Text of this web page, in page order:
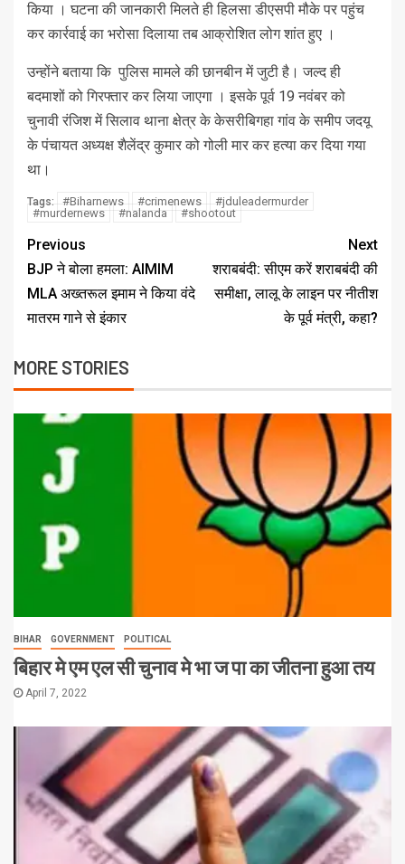
किया । घटना की जानकारी मिलते ही हिलसा डीएसपी मौके पर पहुंच
कर कार्रवाई का भरोसा दिलाया तब आक्रोशित लोग शांत हुए ।
उन्होंने बताया कि पुलिस मामले की छानबीन में जुटी है। जल्द ही
बदमाशों को गिरफ्तार कर लिया जाएगा । इसके पूर्व 19 नवंबर को
चुनावी रंजिश में सिलाव थाना क्षेत्र के केसरीबिगहा गांव के समीप जदयू
के पंचायत अध्यक्ष शैलेंद्र कुमार को गोली मार कर हत्या कर दिया गया
था।
Tags: #Biharnews #crimenews
#jduleadermurder
#murdernews
#nalanda #shootout
Previous
BJP ने बोला हमला: AIMIM
MLA अख्तरूल इमाम ने किया वंदे
मातरम गाने से इंकार
Next
शराबबंदी: सीएम करें शराबबंदी की
समीक्षा, लालू के लाइन पर नीतीश
के पूर्व मंत्री, कहा?
MORE STORIES
BIHAR GOVERNMENT POLITICAL
बिहार मे एम एल सी चुनाव मे भा ज पा का जीतना हुआ तय
April 7, 2022